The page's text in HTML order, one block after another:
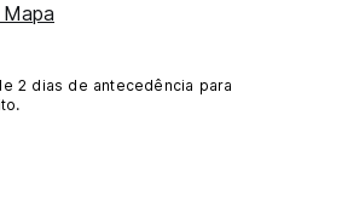
2 dias de antecedência para